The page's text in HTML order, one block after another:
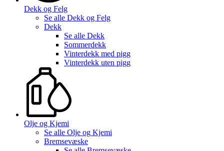
Dekk og Felg
Se alle Dekk og Felg
Dekk
Se alle Dekk
Sommerdekk
Vinterdekk med pigg
Vinterdekk uten pigg
Olje og Kjemi
Se alle Olje og Kjemi
Bremsevæske